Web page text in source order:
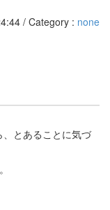
/ Category : none
とあることに気づ